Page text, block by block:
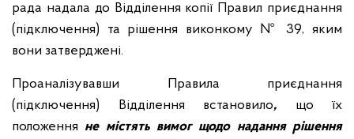
рада надала до Відділення копії Правил приєднання
(підключення) та рішення виконкому № 39, яким
вони затверджені.
Проаналізувавши Правила приєднання
(підключення) Відділення встановило, що їх
положення не містять вимог щодо надання рішення